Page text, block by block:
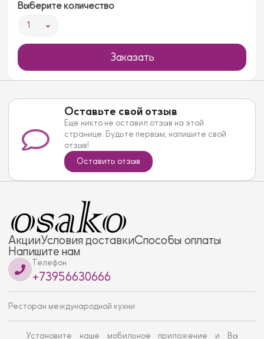
Выберите количество
1
Заказать
Оставьте свой отзыв
Еще никто не оставил отзыв на этой
странице. Будьте первым, напишите свой
отзыв!
Оставить отзыв
АкцииУсловия доставкиСпособы оплаты
Напишите нам
Телефон
+73956630666
Ресторан международной кухни
Установите наше мобильное приложение и Вы